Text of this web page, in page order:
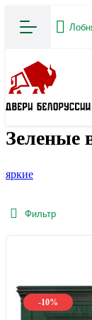
Зеленые
яркие
Фильтр
-10%